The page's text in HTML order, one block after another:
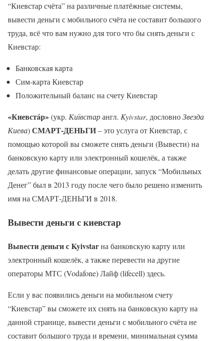
“Киевстар счёта” на различные платёжные системы,
вывести деньги с мобильного счёта не составит большого
труда, всё что вам нужно для того что бы снять деньги с
Киевстар:
Банковская карта
Сим-карта Киевстар
Положительный баланс на счету Киевстар
«Киевстáр»(укр. Київстарангл. Kyivstar, дословноЗвезда
Киева)СМАРТ-ДЕНЬГИ– это услуга от Киевстар, с
помощью которой вы сможете снять деньги (Вывести) на
банковскую карту или электронный кошелёк, а также
делать другие финансовые операции, запуск “Мобильных
Денег” был в 2013 году после чего было решено изменить
имя на СМАРТ-ДЕНЬГИ в 2018.
Вывести деньги с киевстар
Вывести деньги с Kyivstarна банковскую карту или
электронный кошелёк, а также перевести на другие
операторы МТС (Vodafone) Лайф (lifecell) здесь.
Если у вас появились деньги на мобильном счету
“Киевстар” вы сможете их снять на банковскую карту на
данной странице, вывести деньги с мобильного счёта не
составит большого труда и времени, минимальная сумма